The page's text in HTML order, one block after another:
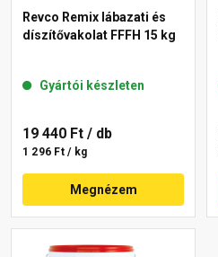
Revco Remix lábazati és
díszítővakolat FFFH 15 kg
Gyártói készleten
19 440 Ft / db
1 296 Ft / kg
Megnézem